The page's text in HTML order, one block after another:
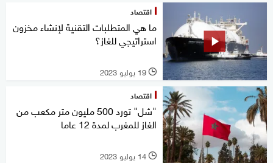
اقتصاد
ما هي المتطلبات التقنية لإنشاء مخزون
استراتيجي للغاز؟
l 19 يوليو 2023
اقتصاد
"شل" تورد 500 مليون متر مكعب من
الغاز للمغرب لمدة 12 عاما
l 14 يوليو 2023